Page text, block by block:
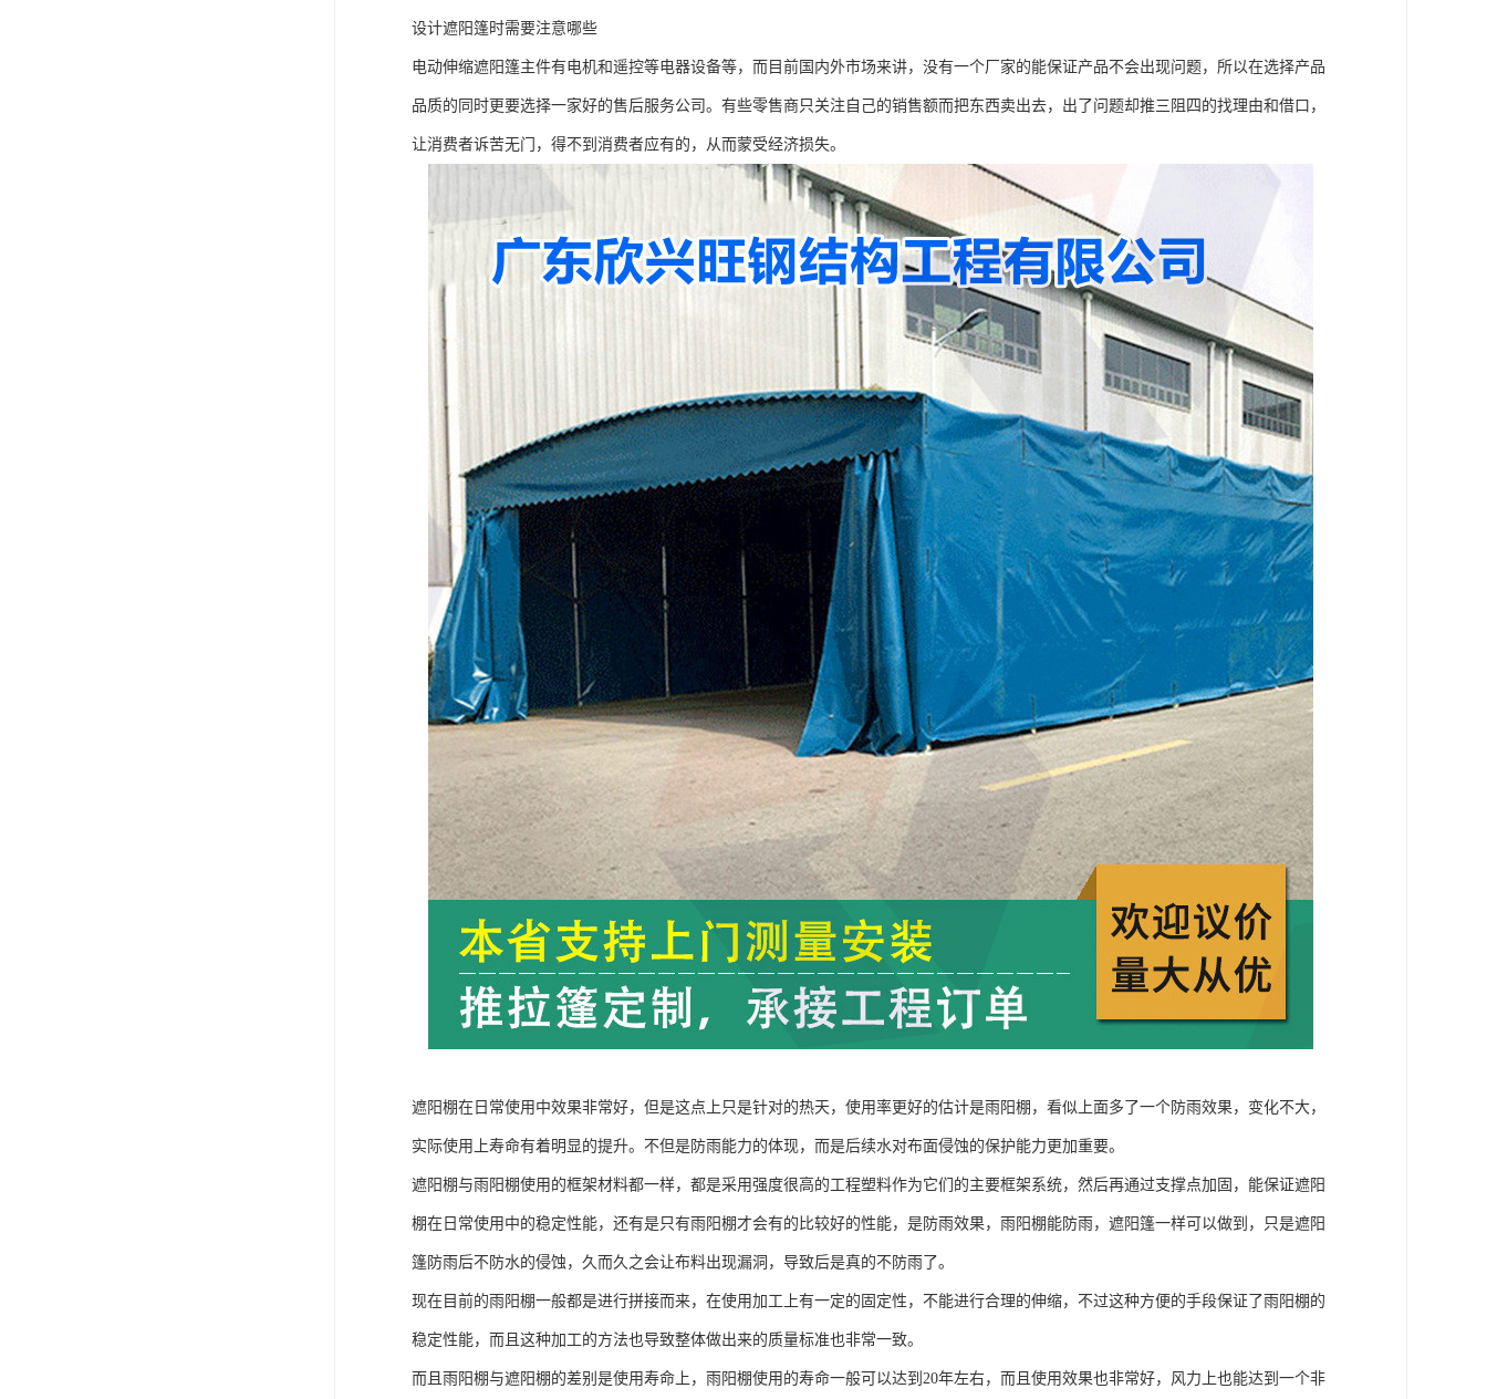
设计遮阳篷时需要注意哪些
电动伸缩遮阳篷主件有电机和遥控等电器设备等，而目前国内外市场来讲，没有一个厂家的能保证产品不会出现问题，所以在选择产品
品质的同时更要选择一家好的售后服务公司。有些零售商只关注自己的销售额而把东西卖出去，出了问题却推三阻四的找理由和借口，
让消费者诉苦无门，得不到消费者应有的，从而蒙受经济损失。
遮阳棚在日常使用中效果非常好，但是这点上只是针对的热天，使用率更好的估计是雨阳棚，看似上面多了一个防雨效果，变化不大，
实际使用上寿命有着明显的提升。不但是防雨能力的体现，而是后续水对布面侵蚀的保护能力更加重要。
遮阳棚与雨阳棚使用的框架材料都一样，都是采用强度很高的工程塑料作为它们的主要框架系统，然后再通过支撑点加固，能保证遮阳
棚在日常使用中的稳定性能，还有是只有雨阳棚才会有的比较好的性能，是防雨效果，雨阳棚能防雨，遮阳篷一样可以做到，只是遮阳
篷防雨后不防水的侵蚀，久而久之会让布料出现漏洞，导致后是真的不防雨了。
现在目前的雨阳棚一般都是进行拼接而来，在使用加工上有一定的固定性，不能进行合理的伸缩，不过这种方便的手段保证了雨阳棚的
稳定性能，而且这种加工的方法也导致整体做出来的质量标准也非常一致。
而且雨阳棚与遮阳棚的差别是使用寿命上，雨阳棚使用的寿命一般可以达到20年左右，而且使用效果也非常好，风力上也能达到一个非